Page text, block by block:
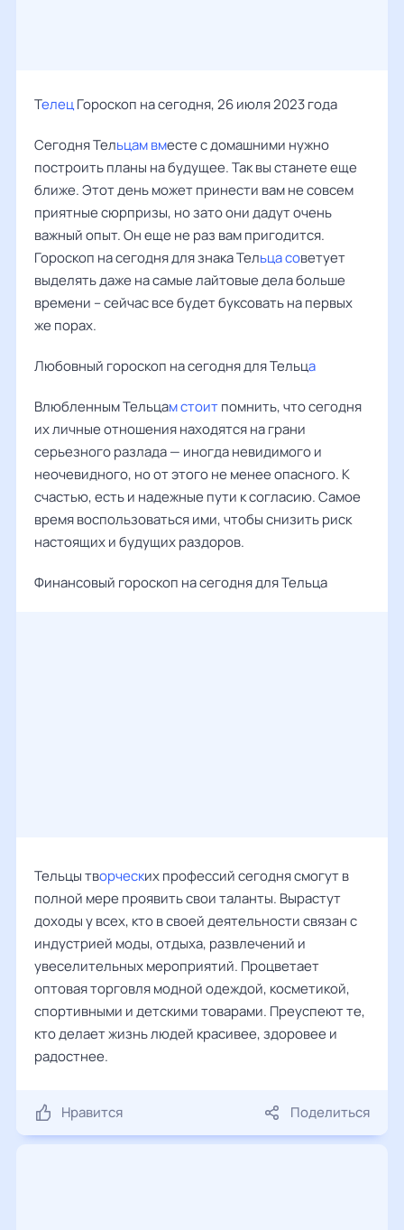
ТелецГороскоп на сегодня, 26 июля 2023 года
Сегодня Тельцам вместе с домашними нужно
построить планы на будущее. Так вы станете еще
ближе. Этот день может принести вам не совсем
приятные сюрпризы, но зато они дадут очень
важный опыт. Он еще не раз вам пригодится.
Гороскоп на сегодня для знака Тельца советует
выделять даже на самые лайтовые дела больше
времени – сейчас все будет буксовать на первых
же порах.
Любовный гороскоп на сегодня для Тельца
Влюбленным Тельцам стоитпомнить, что сегодня
их личные отношения находятся на грани
серьезного разлада — иногда невидимого и
неочевидного, но от этого не менее опасного. К
счастью, есть и надежные пути к согласию. Самое
время воспользоваться ими, чтобы снизить риск
настоящих и будущих раздоров.
Финансовый гороскоп на сегодня для Тельца
Тельцы творческих профессий сегодня смогут в
полной мере проявить свои таланты. Вырастут
доходы у всех, кто в своей деятельности связан с
индустрией моды, отдыха, развлечений и
увеселительных мероприятий. Процветает
оптовая торговля модной одеждой, косметикой,
спортивными и детскими товарами. Преуспеют те,
кто делает жизнь людей красивее, здоровее и
радостнее.
Нравится Поделиться